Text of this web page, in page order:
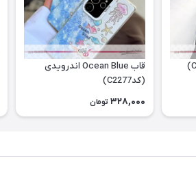
قاب Ocean Blue اندرویدی
(کدC2277)
328,000 تومان